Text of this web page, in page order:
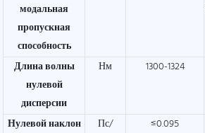
модальная
пропускная
способность
Длина волны
нулевой
дисперсии
Нм 1300-1324
Нулевой наклон
Пс/
≤0.095